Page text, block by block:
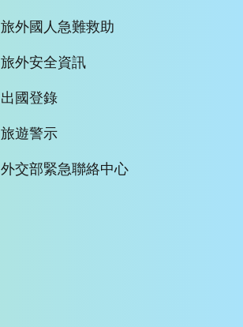
旅外國人急難救助
旅外安全資訊
出國登錄
旅遊警示
外交部緊急聯絡中心